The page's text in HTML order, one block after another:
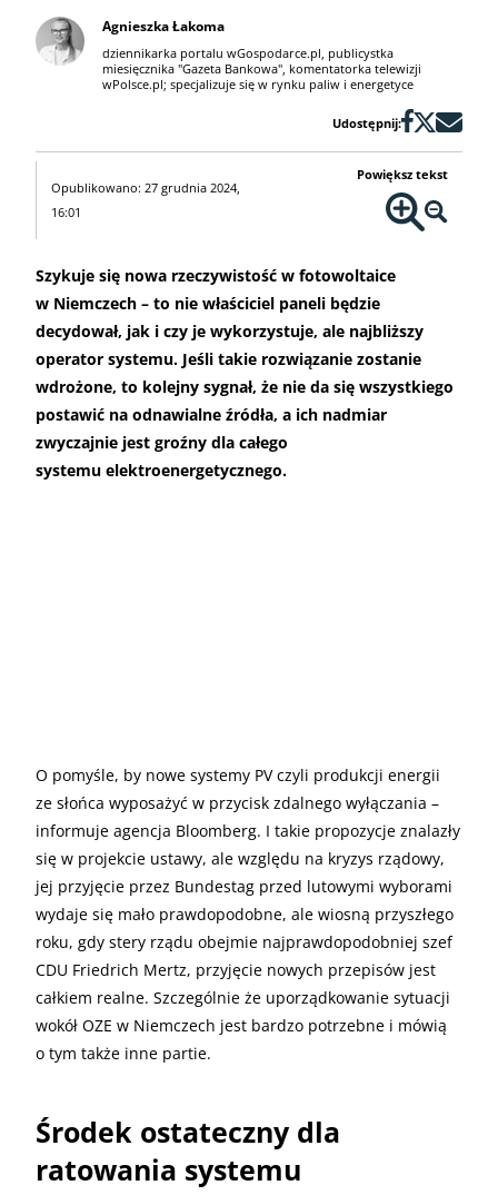
Agnieszka Łakoma
dziennikarka portalu wGospodarce.pl, publicystka
miesięcznika "Gazeta Bankowa", komentatorka telewizji
wPolsce.pl; specjalizuje się w rynku paliw i energetyce
Udostępnij:
Opublikowano: 27 grudnia 2024,
16:01
Powiększ tekst
Szykuje się nowa rzeczywistość w fotowoltaice
w Niemczech – to nie właściciel paneli będzie
decydował, jak i czy je wykorzystuje, ale najbliższy
operator systemu. Jeśli takie rozwiązanie zostanie
wdrożone, to kolejny sygnał, że nie da się wszystkiego
postawić na odnawialne źródła, a ich nadmiar
zwyczajnie jest groźny dla całego
systemu elektroenergetycznego.
O pomyśle, by nowe systemy PV czyli produkcji energii
ze słońca wyposażyć w przycisk zdalnego wyłączania –
informuje agencja Bloomberg. I takie propozycje znalazły
się w projekcie ustawy, ale względu na kryzys rządowy,
jej przyjęcie przez Bundestag przed lutowymi wyborami
wydaje się mało prawdopodobne, ale wiosną przyszłego
roku, gdy stery rządu obejmie najprawdopodobniej szef
CDU Friedrich Mertz, przyjęcie nowych przepisów jest
całkiem realne. Szczególnie że uporządkowanie sytuacji
wokół OZE w Niemczech jest bardzo potrzebne i mówią
o tym także inne partie.
Środek ostateczny dla
ratowania systemu